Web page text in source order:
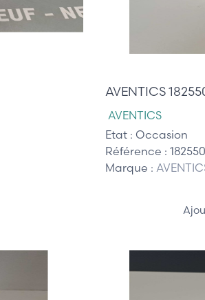
AVENTICS
AVENTICS
Etat : Occasion
Référence :
Marque :